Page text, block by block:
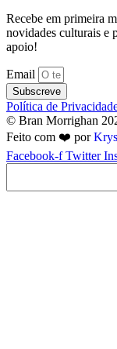
Recebe em primeira
novidades culturais e
apoio!
Email
Subscreve
Política de
© Bran Morrighan
Feito com ❤️ por
Facebook-f Twitter